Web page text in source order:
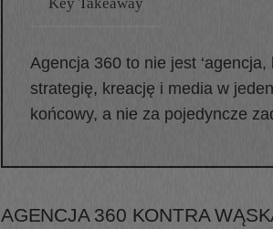
Agencja 360 to nie jest
strategię, kreację i media w
końcowy, a nie za pojedyncze
AGENCJA 360 KONTRA